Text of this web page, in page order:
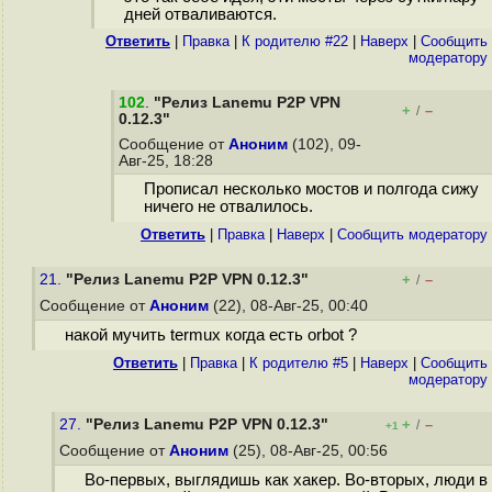
дней отваливаются.
Ответить Правка| К родителю #22 Наверх
Cообщить
модератору
102. "Релиз Lanemu P2P VPN
0.12.3"
+ / –
Сообщение от Аноним (102), 09-
Авг-25, 18:28
Прописал несколько мостов и полгода сижу
ничего не отвалилось.
Ответить Правка| Наверх Cообщить модератору
21. "Релиз Lanemu P2P VPN 0.12.3" + / –
Сообщение от Аноним (22), 08-Авг-25, 00:40
накой мучить termux когда есть orbot ?
Ответить Правка| К родителю #5 Наверх
Cообщить
модератору
27. "Релиз Lanemu P2P VPN 0.12.3" +1 + / –
Сообщение от Аноним (25), 08-Авг-25, 00:56
Во-первых, выглядишь как хакер. Во-вторых, люди в